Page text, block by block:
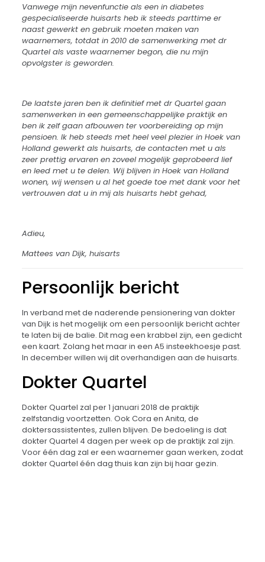
Vanwege mijn nevenfunctie als een in diabetes
gespecialiseerde huisarts heb ik steeds parttime er
naast gewerkt en gebruik moeten maken van
waarnemers, totdat in 2010 de samenwerking met dr
Quartel als vaste waarnemer begon, die nu mijn
opvolgster is geworden.
De laatste jaren ben ik definitief met dr Quartel gaan
samenwerken in een gemeenschappelijke praktijk en
ben ik zelf gaan afbouwen ter voorbereiding op mijn
pensioen. Ik heb steeds met heel veel plezier in Hoek van
Holland gewerkt als huisarts, de contacten met u als
zeer prettig ervaren en zoveel mogelijk geprobeerd lief
en leed met u te delen. Wij blijven in Hoek van Holland
wonen, wij wensen u al het goede toe met dank voor het
vertrouwen dat u in mij als huisarts hebt gehad,
Adieu,
Mattees van Dijk, huisarts
Persoonlijk bericht
In verband met de naderende pensionering van dokter
van Dijk is het mogelijk om een persoonlijk bericht achter
te laten bij de balie. Dit mag een krabbel zijn, een gedicht
een kaart. Zolang het maar in een A5 insteekhoesje past.
In december willen wij dit overhandigen aan de huisarts.
Dokter Quartel
Dokter Quartel zal per 1 januari 2018 de praktijk
zelfstandig voortzetten. Ook Cora en Anita, de
doktersassistentes, zullen blijven. De bedoeling is dat
dokter Quartel 4 dagen per week op de praktijk zal zijn.
Voor één dag zal er een waarnemer gaan werken, zodat
dokter Quartel één dag thuis kan zijn bij haar gezin.